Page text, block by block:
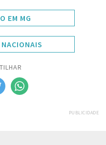
EM MG
PUBLICIDADE